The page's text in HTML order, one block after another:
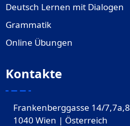
Deutsch Lernen mit Dialogen
Grammatik
Online Übungen
Kontakte
Frankenberggasse 14/7,7a,8
1040 Wien | Österreich